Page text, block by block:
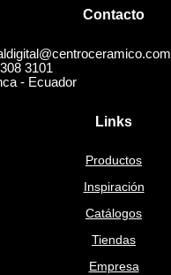
Contacto
3101
- Ecuador
Links
Productos
Inspiración
Catálogos
Tiendas
Empresa